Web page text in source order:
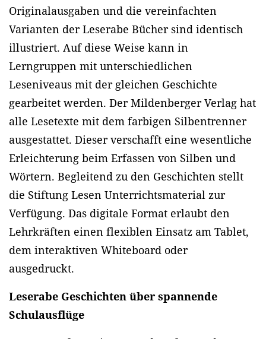
Originalausgaben und die vereinfachten
Varianten der Leserabe Bücher sind identisch
illustriert. Auf diese Weise kann in
Lerngruppen mit unterschiedlichen
Leseniveaus mit der gleichen Geschichte
gearbeitet werden. Der Mildenberger Verlag hat
alle Lesetexte mit dem farbigen Silbentrenner
ausgestattet. Dieser verschafft eine wesentliche
Erleichterung beim Erfassen von Silben und
Wörtern. Begleitend zu den Geschichten stellt
die Stiftung Lesen Unterrichtsmaterial zur
Verfügung. Das digitale Format erlaubt den
Lehrkräften einen flexiblen Einsatz am Tablet,
dem interaktiven Whiteboard oder
ausgedruckt.
Leserabe Geschichten über spannende
Schulausflüge